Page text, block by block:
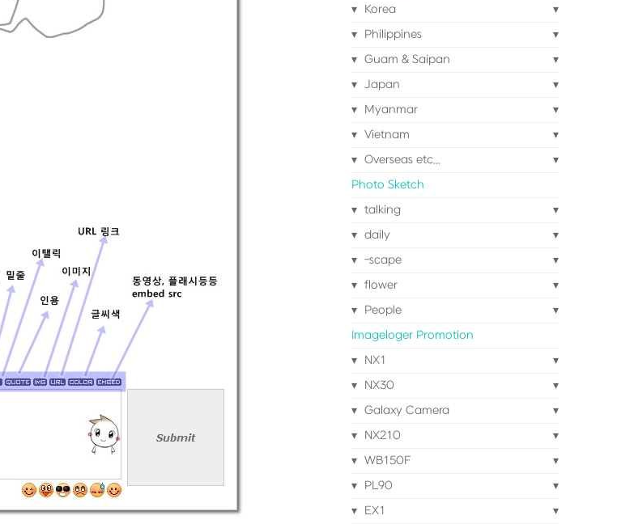
Korea
Philippines
Guam & Saipan
Japan
Myanmar
Vietnam
Overseas etc...
Photo Sketch
talking
daily
-scape
flower
People
Imageloger Promotion
NX1
NX30
Galaxy Camera
NX210
WB150F
PL90
EX1